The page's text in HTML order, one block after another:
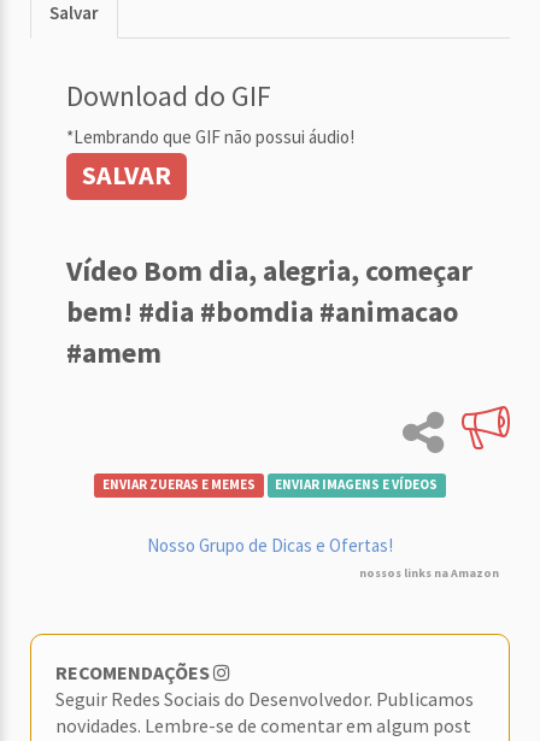
Salvar
Download do GIF
*Lembrando que GIF não possui áudio!
SALVAR
Vídeo Bom dia, alegria, começar
bem! #dia #bomdia #animacao
#amem
ENVIAR ZUERAS E MEMES ENVIAR IMAGENS E VÍDEOS
Nosso Grupo de Dicas e Ofertas!
nossos links na Amazon
RECOMENDAÇÕES
Seguir Redes Sociais do Desenvolvedor. Publicamos
novidades. Lembre-se de comentar em algum post